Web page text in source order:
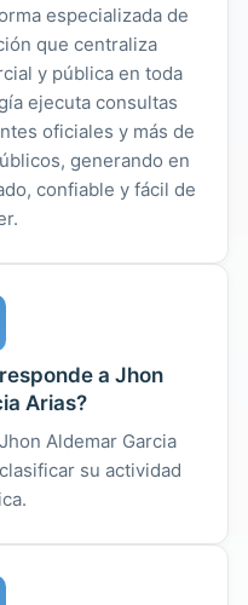
especializada de
que centraliza
y pública en toda
ejecuta consultas
oficiales y más de
generando en
confiable y fácil de
a Jhon
Arias?
Aldemar Garcia
su actividad